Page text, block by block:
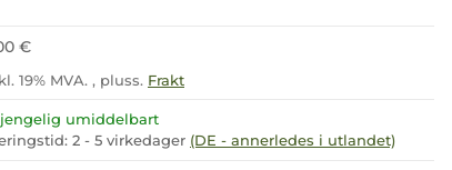
umiddelbart
2 - 5 virkedager (DE - annerledes i utlandet)
€
19% MVA. , pluss. Frakt